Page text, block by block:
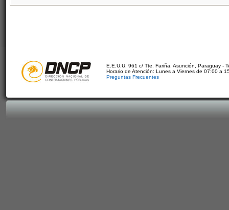
E.E.U.U. 961 c/ Tte. Fariña. Asunción, Paraguay -
Horario de Atención: Lunes a Viernes de 07:00 a
Preguntas Frecuentes